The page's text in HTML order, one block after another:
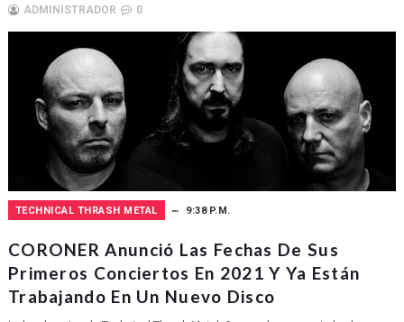
ADMINISTRADOR 0
TECHNICAL THRASH METAL 9:38 P.M.
CORONER Anunció Las Fechas De Sus
Primeros Conciertos En 2021 Y Ya Están
Trabajando En Un Nuevo Disco